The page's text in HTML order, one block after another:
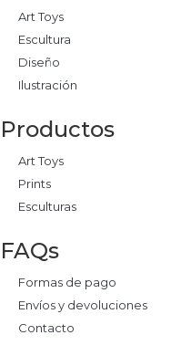
Art Toys
Escultura
Diseño
Ilustración
Productos
Art Toys
Prints
Esculturas
FAQs
Formas de pago
Envíos y devoluciones
Contacto